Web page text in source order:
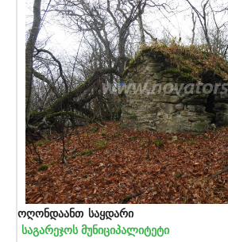
ოღონდაანთ საყდარი
საგარეჯოს მუნიციპალიტეტი